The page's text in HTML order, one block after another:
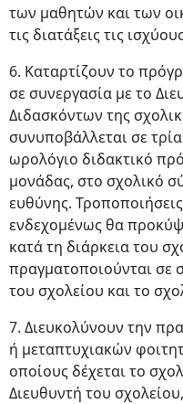
των μαθητών και των
τις διατάξεις τις
6. Καταρτίζουν το
σε συνεργασία με το
Διδασκόντων της
συνυποβάλλεται σε
ωρολόγιο διδακτικό
μονάδας, στο σχολικό
ευθύνης.
ενδεχομένως θα
κατά τη διάρκεια του
πραγματοποιούνται σε
του σχολείου και το
7. Διευκολύνουν την
ή μεταπτυχιακών
οποίους δέχεται το
Διευθυντή του